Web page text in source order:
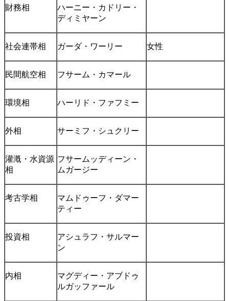
財務相
ハーニー・カドリー・
ディミヤーン
社会連帯相 ガーダ・ワーリー 女性
民間航空相 フサーム・カマール
環境相 ハーリド・ファフミー
外相 サーミフ・シュクリー
灌漑・水資源
相
フサームッディーン・
ムガージー
考古学相
マムドゥーフ・ダマー
ティー
投資相
アシュラフ・サルマー
ン
内相
マグディー・アブドゥ
ルガッファール